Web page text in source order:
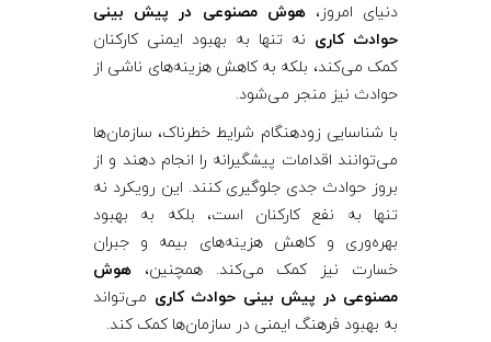
ث
دنیای امروز،هوش مصنوعی در پیش بینی
حوادث کاری نه تنها به بهبود ایمنی کارکنان
کمک می‌کند، بلکه به کاهش هزینه‌های ناشی از
حوادث نیز منجر می‌شود.
با شناسایی زودهنگام شرایط خطرناک، سازمان‌ها
می‌توانند اقدامات پیشگیرانه را انجام دهند و از
بروز حوادث جدی جلوگیری کنند. این رویکرد نه
تنها به نفع کارکنان است، بلکه به بهبود
بهره‌وری و کاهش هزینه‌های بیمه و جبران
خسارت نیز کمک می‌کند. همچنین، هوش
مصنوعی در پیش بینی حوادث کاری می‌تواند
به بهبود فرهنگ ایمنی در سازمان‌ها کمک کند.